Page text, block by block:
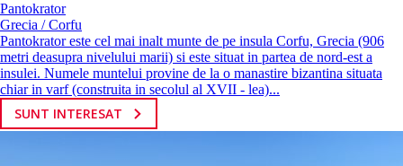
Pantokrator
Grecia / Corfu
Pantokrator este cel mai inalt munte de pe insula Corfu, Grecia (906
metri deasupra nivelului marii) si este situat in partea de nord-est a
insulei. Numele muntelui provine de la o manastire bizantina situata
chiar in varf (construita in secolul al XVII - lea)...
SUNT INTERESAT